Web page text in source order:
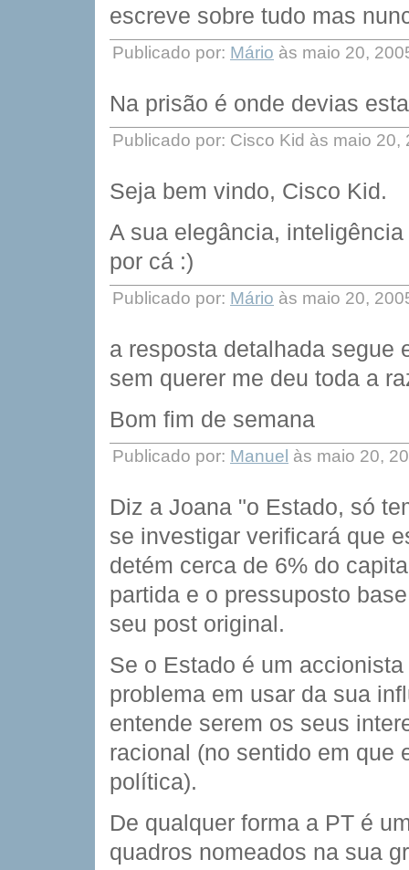
escreve sobre tudo mas
Publicado por: Mário às maio 20,
Na prisão é onde devias
Publicado por: Cisco Kid às maio 20,
Seja bem vindo, Cisco Kid.
A sua elegância,
por cá :)
Publicado por: Mário às maio 20,
a resposta detalhada segue
sem querer me deu toda a
Bom fim de semana
Publicado por: Manuel às maio 20,
Diz a Joana "o Estado, só
se investigar verificará que
detém cerca de 6% do
partida e o pressuposto
seu post original.
Se o Estado é um
problema em usar da sua
entende serem os seus
racional (no sentido em que
política).
De qualquer forma a PT é
quadros nomeados na sua